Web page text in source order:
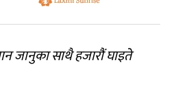
जानुका साथै हजारौं घाइते